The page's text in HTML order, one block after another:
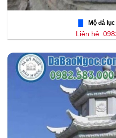
Mộ đá
Liên hệ: